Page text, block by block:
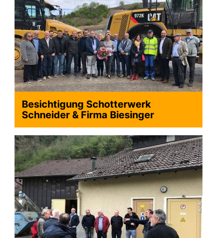
Besichtigung Schotterwerk
Schneider & Firma Biesinger